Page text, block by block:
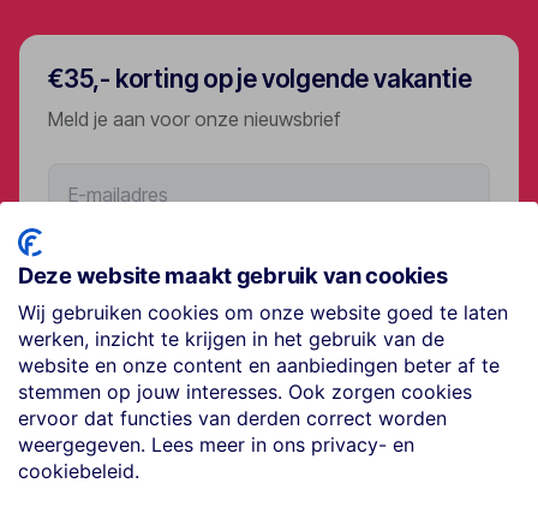
€35,- korting op je volgende vakantie
Meld je aan voor onze nieuwsbrief
Volg ons op social media
Deze website maakt gebruik van cookies
Wij gebruiken cookies om onze website goed te laten
werken, inzicht te krijgen in het gebruik van de
website en onze content en aanbiedingen beter af te
stemmen op jouw interesses. Ook zorgen cookies
ervoor dat functies van derden correct worden
weergegeven. Lees meer in ons privacy- en
cookiebeleid.